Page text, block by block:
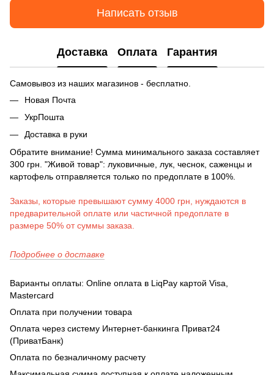
Написать отзыв
Доставка Оплата Гарантия
Самовывоз из наших магазинов - бесплатно.
Новая Почта
УкрПошта
Доставка в руки
Обратите внимание! Сумма минимального заказа составляет
300 грн. "Живой товар": луковичные, лук, чеснок, саженцы и
картофель отправляется только по предоплате в 100%.
Заказы, которые превышают сумму 4000 грн, нуждаются в
предварительной оплате или частичной предоплате в
размере 50% от суммы заказа.
Подробнее о доставке
Варианты оплаты: Online оплата в LiqPay картой Visa,
Mastercard
Оплата при получении товара
Оплата через систему Интернет-банкинга Приват24
(ПриватБанк)
Оплата по безналичному расчету